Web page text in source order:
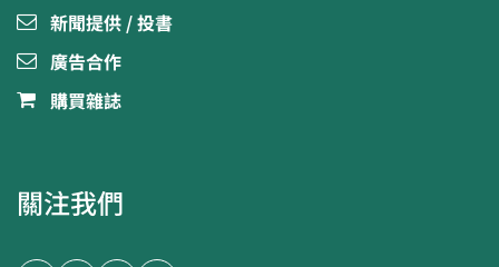
新聞提供 / 投書
廣告合作
購買雜誌
關注我們